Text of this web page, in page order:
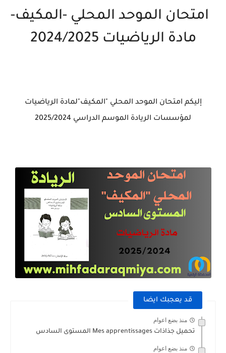
امتحان الموحد المحلي -المكيف-
مادة الرياضيات 2024/2025
إليكم امتحان الموحد المحلي "المكيف"لمادة الرياضيات
لمؤسسات الريادة الموسم الدراسي 2025/2024
قد يعجبك ايضا
منذ بضع اعوام
تحميل جذاذات Mes apprentissages المستوى السادس
منذ بضع اعوام